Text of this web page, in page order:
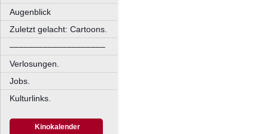
Augenblick
Zuletzt gelacht: Cartoons.
––––––––––––––––––––
Verlosungen.
Jobs.
Kulturlinks.
Kinokalender